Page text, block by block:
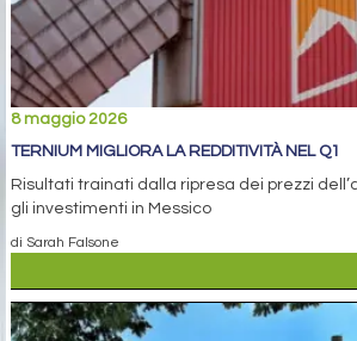
8 maggio 2026
TERNIUM MIGLIORA LA REDDITIVITÀ NEL Q1
Risultati trainati dalla ripresa dei prezzi
gli investimenti in Messico
di Sarah Falsone